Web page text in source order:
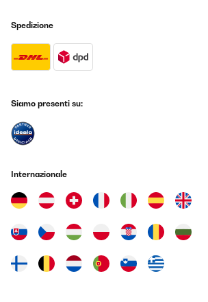
Spedizione
Siamo presenti su:
Internazionale